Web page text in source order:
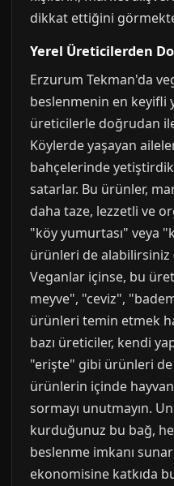
dikkat ettiğini
Yerel Üreticilerden
Erzurum Tekman'da
beslenmenin en keyifli
üreticilerle doğrudan
Köylerde yaşayan
bahçelerinde
satarlar. Bu ürünler,
daha taze, lezzetli ve
"köy yumurtası" veya
ürünleri de alabilirsiniz
Veganlar içinse, bu
meyve", "ceviz",
ürünleri temin etmek
bazı üreticiler, kendi
"erişte" gibi ürünleri de
ürünlerin içinde
sormayı unutmayın.
kurduğunuz bu bağ,
beslenme imkanı
ekonomisine katkıda